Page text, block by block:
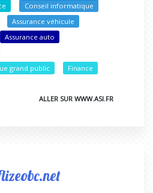
Conseil informatique
Assurance véhicule
Assurance auto
grand public
Finance
ALLER SUR WWW.ASI.FR